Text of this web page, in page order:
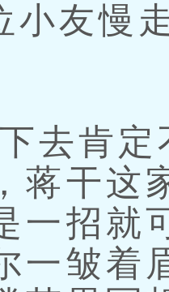
友慢
去肯定
蒋干这
一招就
一皱着